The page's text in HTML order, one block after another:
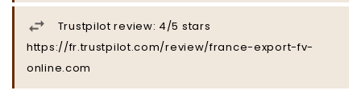
Trustpilot review: 4/5 stars
https://fr.trustpilot.com/review/france-export-fv-
online.com